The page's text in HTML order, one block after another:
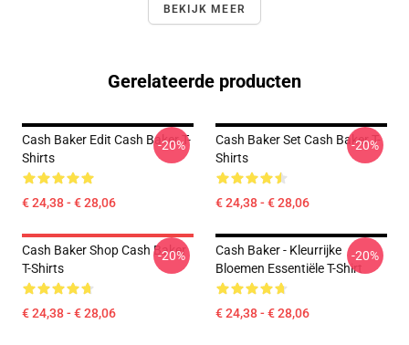
BEKIJK MEER
Gerelateerde producten
Cash Baker Edit Cash Baker T-
Shirts
€ 24,38 - € 28,06
-20%
Cash Baker Set Cash Baker T-
Shirts
€ 24,38 - € 28,06
-20%
Cash Baker Shop Cash Baker
T-Shirts
€ 24,38 - € 28,06
-20%
Cash Baker - Kleurrijke
Bloemen Essentiële T-Shirt
€ 24,38 - € 28,06
-20%